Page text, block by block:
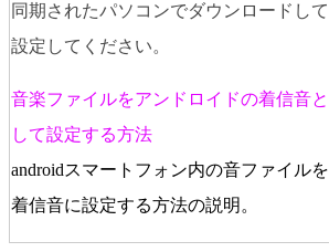
同期されたパソコンでダウンロードして
設定してください。
音楽ファイルをアンドロイドの着信音と
して設定する方法
androidスマートフォン内の音ファイルを
着信音に設定する方法の説明。